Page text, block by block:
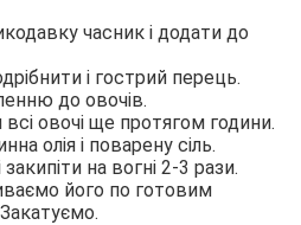
часник і додати до
і гострий перець.
до овочів.
овочі ще протягом години.
олія і поварену сіль.
на вогні 2-3 рази.
його по готовим